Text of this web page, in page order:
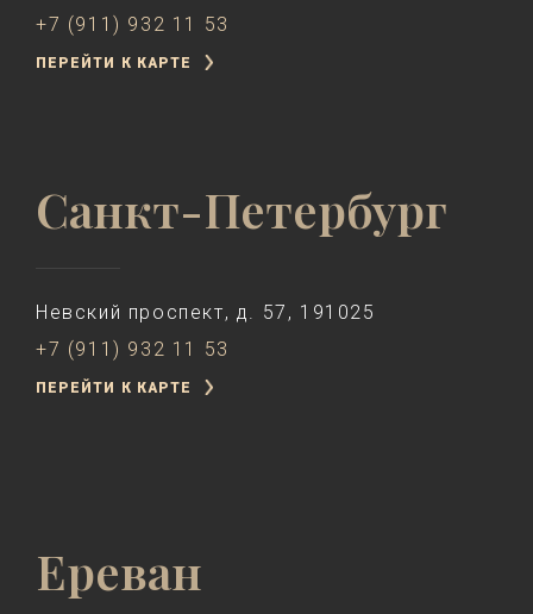
+7 (911) 932 11 53
ПЕРЕЙТИ К КАРТЕ
Санкт-Петербург
Невский проспект, д. 57, 191025
+7 (911) 932 11 53
ПЕРЕЙТИ К КАРТЕ
Ереван